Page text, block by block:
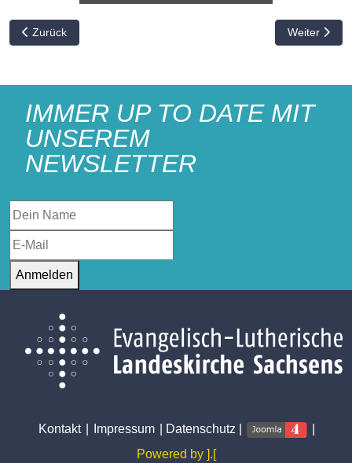
Vorheriger Beitrag: „Bikepark Beiersdorf“
Zurück Nächster
Weiter
IMMER UP TO DATE MIT
UNSEREM
NEWSLETTER
Anmelden
Kontakt Impressum Datenschutz
Powered by ].[